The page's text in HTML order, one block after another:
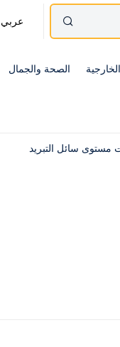
عربي
الصحة والجمال
سائل التبريد